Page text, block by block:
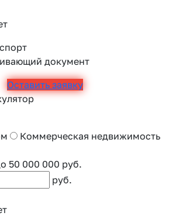
документ
Оставить заявку
Коммерческая недвижимость
50 000 000 руб.
руб.